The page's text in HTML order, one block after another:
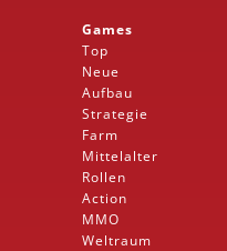
Games
Top
Neue
Aufbau
Strategie
Farm
Mittelalter
Rollen
Action
MMO
Weltraum